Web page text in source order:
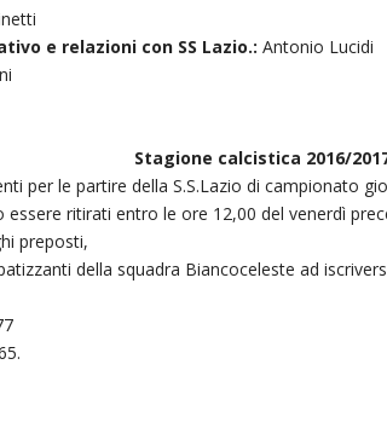
e relazioni con SS Lazio.: Antonio Lucidi
Stagione calcistica 2016/
per le partire della S.S.Lazio di campionato
essere ritirati entro le ore 12,00 del venerdì
preposti,
della squadra Biancoceleste ad